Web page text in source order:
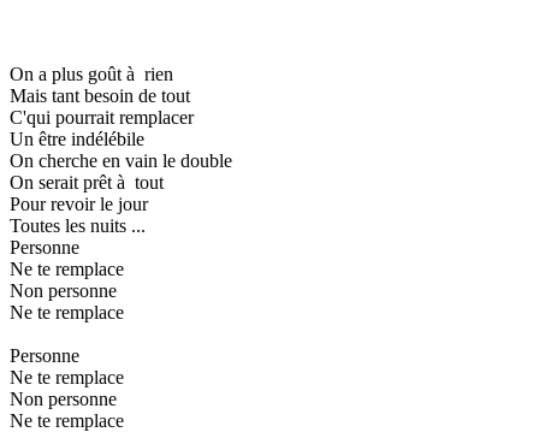
On a plus goût à rien
Mais tant besoin de tout
C'qui pourrait remplacer
Un être indélébile
On cherche en vain le double
On serait prêt à tout
Pour revoir le jour
Toutes les nuits ...
Personne
Ne te remplace
Non personne
Ne te remplace
Personne
Ne te remplace
Non personne
Ne te remplace